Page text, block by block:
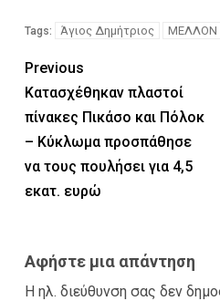
Tags: Άγιος Δημήτριος ΜΕΛΛΟΝ
Previous
Κατασχέθηκαν πλαστοί
πίνακες Πικάσο και Πόλοκ
– Κύκλωμα προσπάθησε
να τους πουλήσει για 4,5
εκατ. ευρώ
Αφήστε μια απάντηση
Η ηλ. διεύθυνση σας δεν